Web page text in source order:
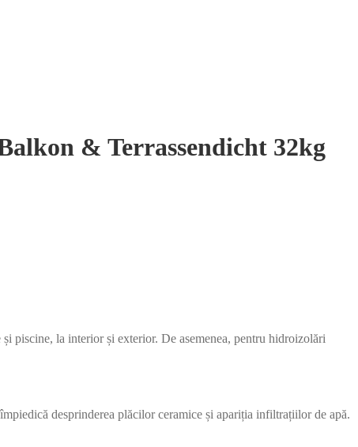
& Terrassendicht 32kg
piscine, la interior și exterior. De asemenea, pentru hidroizolări
desprinderea plăcilor ceramice și apariția infiltrațiilor de apă.